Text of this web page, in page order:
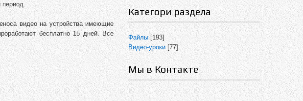
период.
видео на устройства имеющие
бесплатно 15 дней. Все
Категори раздела
Файлы [193]
Видео-уроки [77]
Мы в Контакте